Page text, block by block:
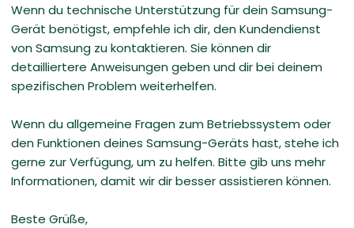
Wenn du technische Unterstützung für dein Samsung-
Gerät benötigst, empfehle ich dir, den Kundendienst
von Samsung zu kontaktieren. Sie können dir
detailliertere Anweisungen geben und dir bei deinem
spezifischen Problem weiterhelfen.
Wenn du allgemeine Fragen zum Betriebssystem oder
den Funktionen deines Samsung-Geräts hast, stehe ich
gerne zur Verfügung, um zu helfen. Bitte gib uns mehr
Informationen, damit wir dir besser assistieren können.
Beste Grüße,